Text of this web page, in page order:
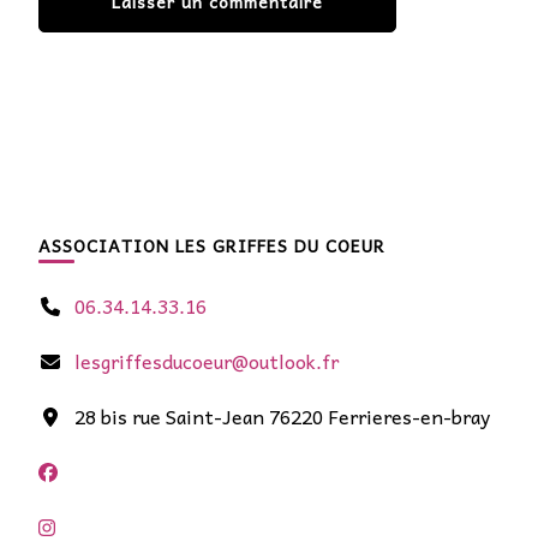
ASSOCIATION LES GRIFFES DU COEUR
06.34.14.33.16
lesgriffesducoeur@outlook.fr
28 bis rue Saint-Jean 76220 Ferrieres-en-bray